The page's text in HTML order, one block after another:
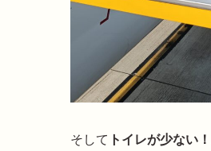
そして トイレが少ない！